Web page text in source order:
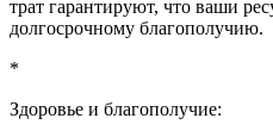
трат гарантируют, что ваши
долгосрочному благополучию.
*
Здоровье и благополучие: